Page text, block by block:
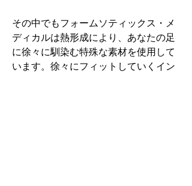
その中でもフォームソティックス・メ
ディカルは熱形成により、あなたの足
に徐々に馴染む特殊な素材を使用して
います。徐々にフィットしていくイン